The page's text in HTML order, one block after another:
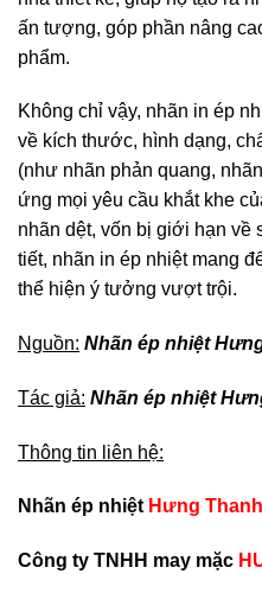
ấn tượng, góp phần nâng
phẩm.
Không chỉ vậy, nhãn in ép
về kích thước, hình dạng,
(như nhãn phản quang,
ứng mọi yêu cầu khắt khe
nhãn dệt, vốn bị giới hạn về
tiết, nhãn in ép nhiệt mang
thể hiện ý tưởng vượt trội.
Nguồn: Nhãn ép nhiệt
Tác giả: Nhãn ép nhiệt
Thông tin liên hệ:
Nhãn ép nhiệt Hưng Thanh
Công ty TNHH may mặc